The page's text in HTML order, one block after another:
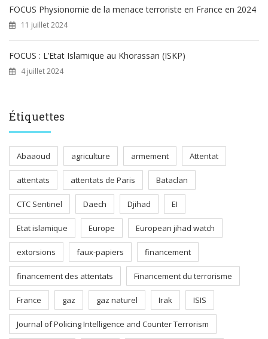
FOCUS Physionomie de la menace terroriste en France en 2024
11 juillet 2024
FOCUS : L’Etat Islamique au Khorassan (ISKP)
4 juillet 2024
Étiquettes
Abaaoud agriculture armement Attentat
attentats attentats de Paris Bataclan
CTC Sentinel Daech Djihad EI
Etat islamique Europe European jihad watch
extorsions faux-papiers financement
financement des attentats Financement du terrorisme
France gaz gaz naturel Irak ISIS
Journal of Policing Intelligence and Counter Terrorism